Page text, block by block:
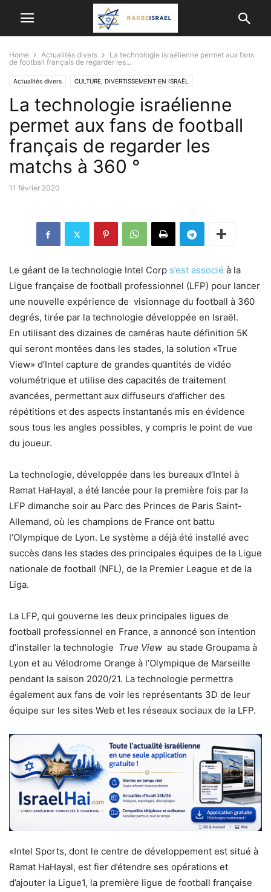
Home Actualités divers
La technologie israélienne permet aux fans
de football français de regarder les...
Actualités divers CULTURE, DIVERTISSEMENT EN ISRAËL
ISRAËL ET LES AUTRES PAYS SCIENCE ET TECHNOLOGIE
La technologie israélienne
permet aux fans de football
français de regarder les
matchs à 360 °
11 février 2020
Le géant de la technologie Intel Corp s’est associé à la
Ligue française de football professionnel (LFP) pour lancer
une nouvelle expérience de visionnage du football à 360
degrés, tirée par la technologie développée en Israël.
En utilisant des dizaines de caméras haute définition 5K
qui seront montées dans les stades, la solution «True
View» d’Intel capture de grandes quantités de vidéo
volumétrique et utilise des capacités de traitement
avancées, permettant aux diffuseurs d’afficher des
répétitions et des aspects instantanés mis en évidence
sous tous les angles possibles, y compris le point de vue
du joueur.
La technologie, développée dans les bureaux d’Intel à
Ramat HaHayal, a été lancée pour la première fois par la
LFP dimanche soir au Parc des Princes de Paris Saint-
Allemand, où les champions de France ont battu
l’Olympique de Lyon. Le système a déjà été installé avec
succès dans les stades des principales équipes de la Ligue
nationale de football (NFL), de la Premier League et de la
Liga.
La LFP, qui gouverne les deux principales ligues de
football professionnel en France, a annoncé son intention
d’installer la technologie True View au stade Groupama à
Lyon et au Vélodrome Orange à l’Olympique de Marseille
pendant la saison 2020/21. La technologie permettra
également aux fans de voir les représentants 3D de leur
équipe sur les sites Web et les réseaux sociaux de la LFP.
«Intel Sports, dont le centre de développement est situé à
Ramat HaHayal, est fier d’étendre ses opérations et
d’ajouter la Ligue1, la première ligue de football française